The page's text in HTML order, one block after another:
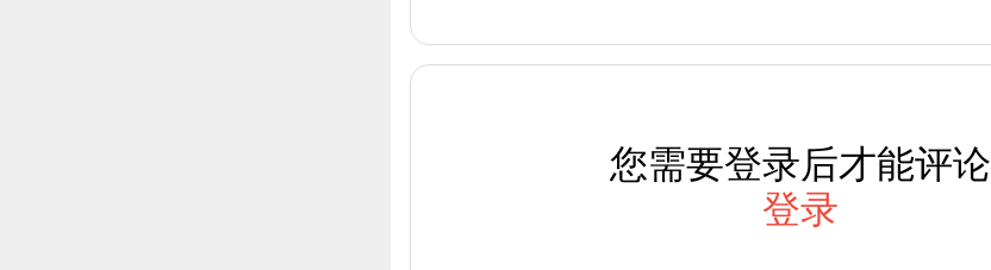
您需要登录后才能评论
登录